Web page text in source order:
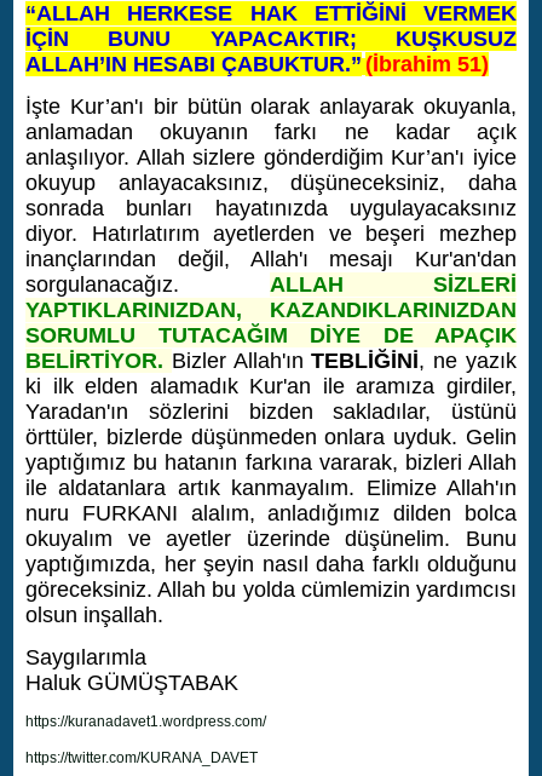
“ALLAH HERKESE HAK ETTİĞİNİ VERMEK
İÇİN BUNU YAPACAKTIR; KUŞKUSUZ
ALLAH’IN HESABI ÇABUKTUR.” (İbrahim 51)
İşte Kur’an'ı bir bütün olarak anlayarak okuyanla,
anlamadan okuyanın farkı ne kadar açık
anlaşılıyor. Allah sizlere gönderdiğim Kur’an'ı iyice
okuyup anlayacaksınız, düşüneceksiniz, daha
sonrada bunları hayatınızda uygulayacaksınız
diyor. Hatırlatırım ayetlerden ve beşeri mezhep
inançlarından değil, Allah'ı mesajı Kur'an'dan
sorgulanacağız. ALLAH SİZLERİ
YAPTIKLARINIZDAN, KAZANDIKLARINIZDAN
SORUMLU TUTACAĞIM DİYE DE APAÇIK
BELİRTİYOR. Bizler Allah'ınTEBLİĞİNİ, ne yazık
ki ilk elden alamadık Kur'an ile aramıza girdiler,
Yaradan'ın sözlerini bizden sakladılar, üstünü
örttüler, bizlerde düşünmeden onlara uyduk. Gelin
yaptığımız bu hatanın farkına vararak, bizleri Allah
ile aldatanlara artık kanmayalım. Elimize Allah'ın
nuru FURKANI alalım, anladığımız dilden bolca
okuyalım ve ayetler üzerinde düşünelim. Bunu
yaptığımızda, her şeyin nasıl daha farklı olduğunu
göreceksiniz. Allah bu yolda cümlemizin yardımcısı
olsun inşallah.
Saygılarımla
Haluk GÜMÜŞTABAK
https://kuranadavet1.wordpress.com/
https://twitter.com/KURANA_DAVET